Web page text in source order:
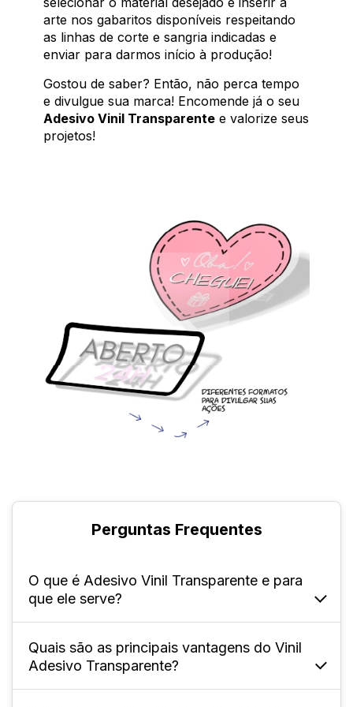
arte nos gabaritos disponíveis respeitando
as linhas de corte e sangria indicadas e
enviar para darmos início à produção!
Gostou de saber? Então, não perca tempo
e divulgue sua marca! Encomende já o seu
Adesivo Vinil Transparente e valorize seus
projetos!
Perguntas Frequentes
O que é Adesivo Vinil Transparente e para
que ele serve?
Ele é um material feito de vinil adesivo
transparente 150g, que permite que a
superfície onde é aplicado continue visível.
Quais são as principais vantagens do Vinil
Adesivo Transparente?